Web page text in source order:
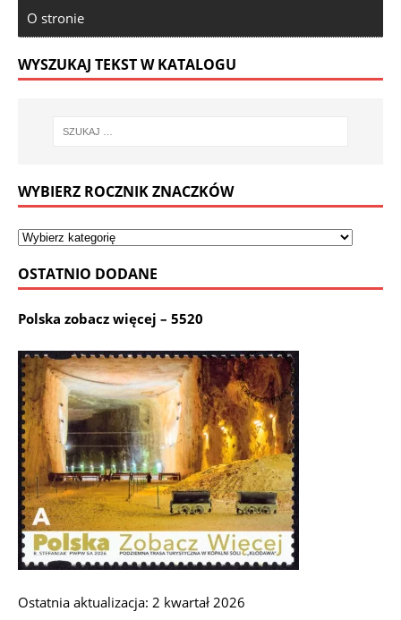
O stronie
WYSZUKAJ TEKST W KATALOGU
WYBIERZ ROCZNIK ZNACZKÓW
OSTATNIO DODANE
Polska zobacz więcej – 5520
Ostatnia aktualizacja: 2 kwartał 2026